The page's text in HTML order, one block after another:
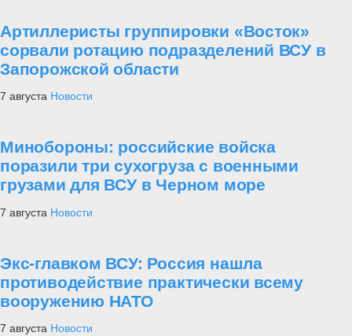
Артиллеристы группировки «Восток»
сорвали ротацию подразделений ВСУ в
Запорожской области
7 августа Новости
Минобороны: российские войска
поразили три сухогруза с военными
грузами для ВСУ в Черном море
7 августа Новости
Экс-главком ВСУ: Россия нашла
противодействие практически всему
вооружению НАТО
7 августа Новости